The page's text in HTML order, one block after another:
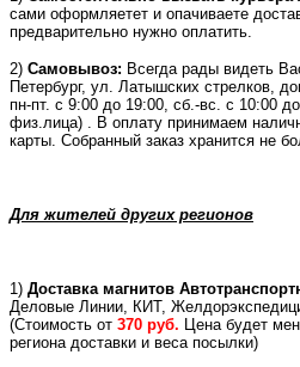
сами оформляетет и опачиваете
предварительно нужно оплатить.
2) Самовывоз: Всегда рады видеть
Петербург, ул. Латышских стрелков,
пн-пт. с 9:00 до 19:00, сб.-вс. с 10:00
физ.лица) . В оплату принимаем
карты. Собранный заказ хранится не
Для жителей других регионов
1) Доставка магнитов
Деловые Линии, КИТ,
(Стоимость от 370 руб. Цена будет
региона доставки и веса посылки)